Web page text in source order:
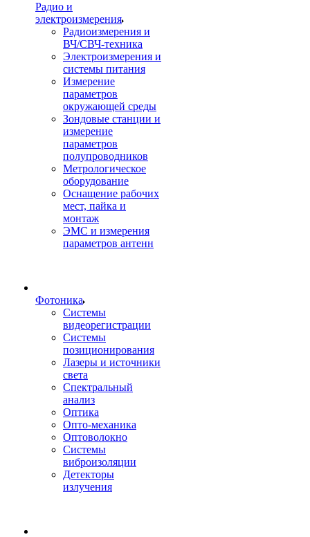
Радио и
электроизмерения
Радиоизмерения и
ВЧ/СВЧ-техника
Электроизмерения и
системы питания
Измерение
параметров
окружающей среды
Зондовые станции и
измерение
параметров
полупроводников
Метрологическое
оборудование
Оснащение рабочих
мест, пайка и
монтаж
ЭМС и измерения
параметров антенн
Фотоника
Cистемы
видеорегистрации
Системы
позиционирования
Лазеры и источники
света
Спектральный
анализ
Оптика
Опто-механика
Оптоволокно
Системы
виброизоляции
Детекторы
излучения